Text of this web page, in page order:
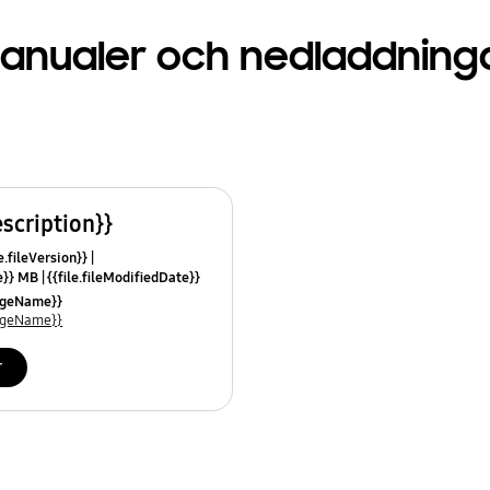
och
MB {{file.fileModifiedDate}}